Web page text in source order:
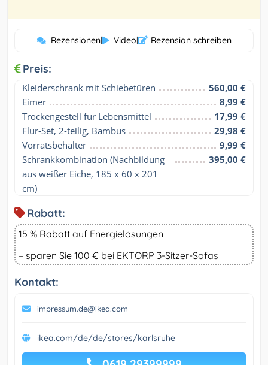
Rezensionen| Video| Rezension schreiben
Preis:
Kleiderschrank mit Schiebetüren
560,00 €
Eimer
8,99 €
Trockengestell für Lebensmittel
17,99 €
Flur-Set, 2-teilig, Bambus
29,98 €
Vorratsbehälter
9,99 €
Schrankkombination (Nachbildung
aus weißer Eiche, 185 x 60 x 201
cm)
395,00 €
Rabatt:
15 % Rabatt auf Energielösungen
– sparen Sie 100 € bei EKTORP 3-Sitzer-Sofas
Kontakt:
impressum.de@ikea.com
ikea.com/de/de/stores/karlsruhe